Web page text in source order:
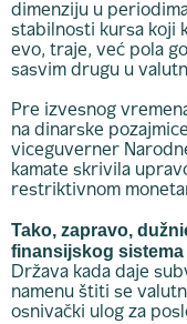
dimenziju u
stabilnosti kursa koji
evo, traje, već pola
sasvim drugu u
Pre izvesnog
na dinarske
viceguverner
kamate skrivila
restriktivnom
Tako, zapravo,
finansijskog
Država kada daje
namenu štiti se
osnivački ulog za